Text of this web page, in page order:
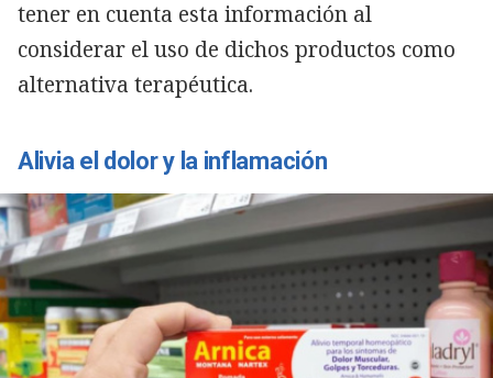
tener en cuenta esta información al
considerar el uso de dichos productos como
alternativa terapéutica.
Alivia el dolor y la inflamación